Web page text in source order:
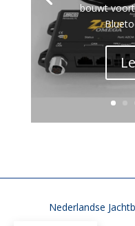
bouwt
Nederlandse